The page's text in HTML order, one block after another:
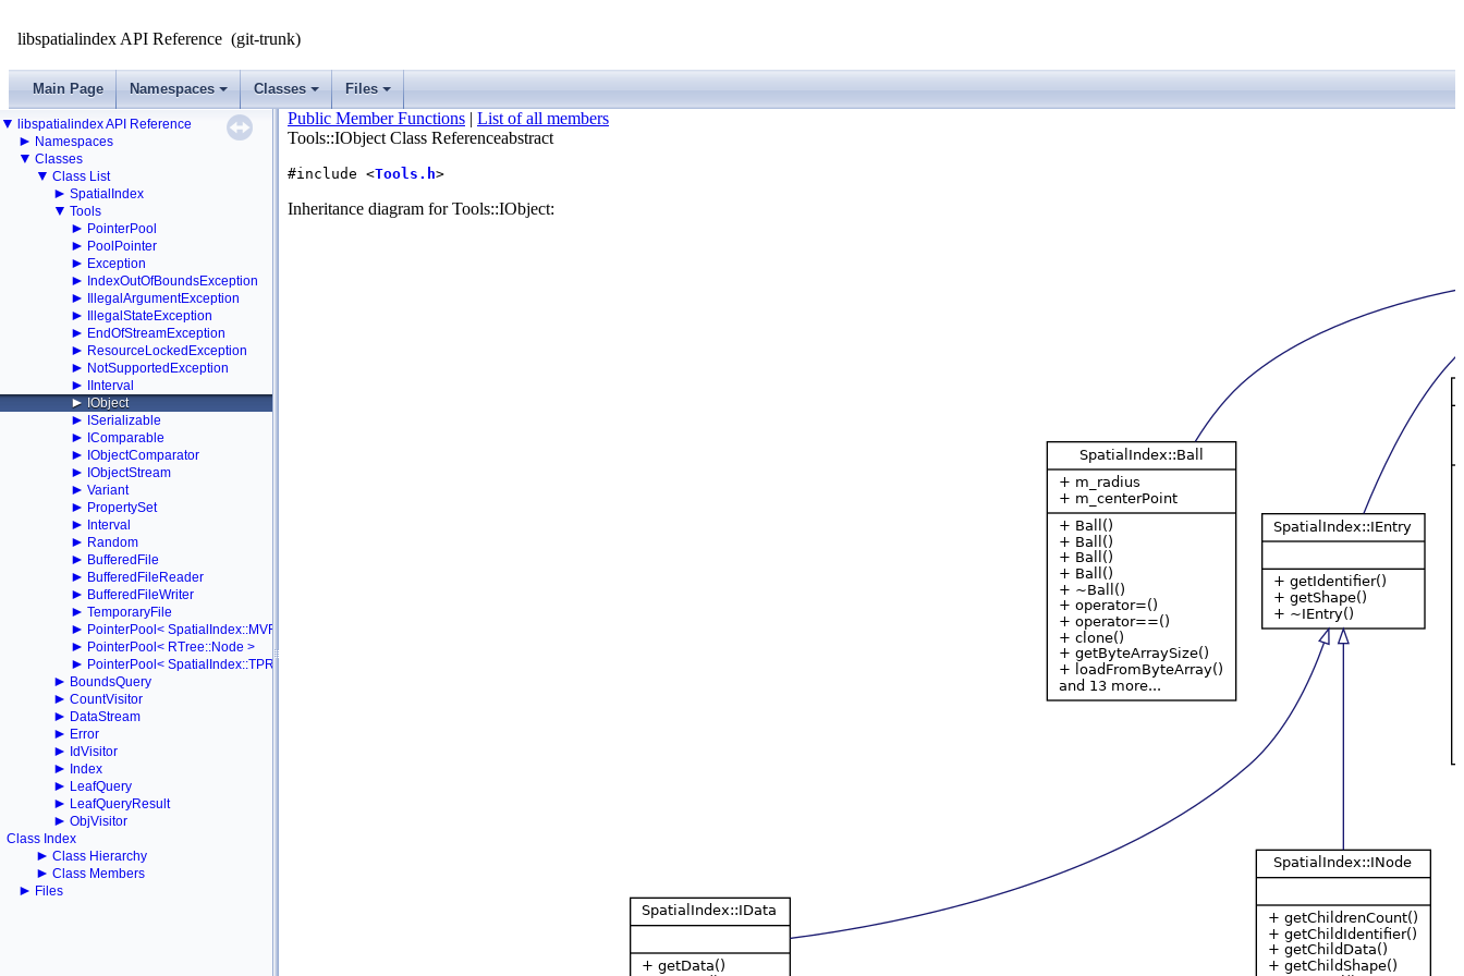
libspatialindex API Reference (git-trunk)
Main Page Namespaces Classes Files
▼ libspatialindex API Reference
► Namespaces
▼ Classes
▼ Class List
► SpatialIndex
▼ Tools
► PointerPool
► PoolPointer
► Exception
► IndexOutOfBoundsException
► IllegalArgumentException
► IllegalStateException
► EndOfStreamException
► ResourceLockedException
► NotSupportedException
► IInterval
► IObject
► ISerializable
► IComparable
► IObjectComparator
► IObjectStream
► Variant
► PropertySet
► Interval
► Random
► BufferedFile
► BufferedFileReader
► BufferedFileWriter
► TemporaryFile
► PointerPool< SpatialIndex::MVRTree::Node >
► PointerPool< RTree::Node >
► PointerPool< SpatialIndex::TPRTree::Node >
► BoundsQuery
► CountVisitor
► DataStream
► Error
► IdVisitor
► Index
► LeafQuery
► LeafQueryResult
► ObjVisitor
Class Index
► Class Hierarchy
► Class Members
► Files
Public Member Functions | List of all members
Tools::IObject Class Referenceabstract
#include <Tools.h>
Inheritance diagram for Tools::IObject: